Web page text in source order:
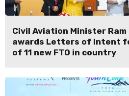
Civil Aviation Minister Ram
awards Letters of Intent
of 11 new FTO in country